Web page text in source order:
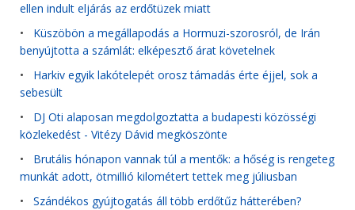
ellen indult eljárás az erdőtüzek miatt
• Küszöbön a megállapodás a Hormuzi-szorosról, de Irán
benyújtotta a számlát: elképesztő árat követelnek
• Harkiv egyik lakótelepét orosz támadás érte éjjel, sok a
sebesült
• DJ Oti alaposan megdolgoztatta a budapesti közösségi
közlekedést - Vitézy Dávid megköszönte
• Brutális hónapon vannak túl a mentők: a hőség is rengeteg
munkát adott, ötmillió kilométert tettek meg júliusban
• Szándékos gyújtogatás áll több erdőtűz hátterében?